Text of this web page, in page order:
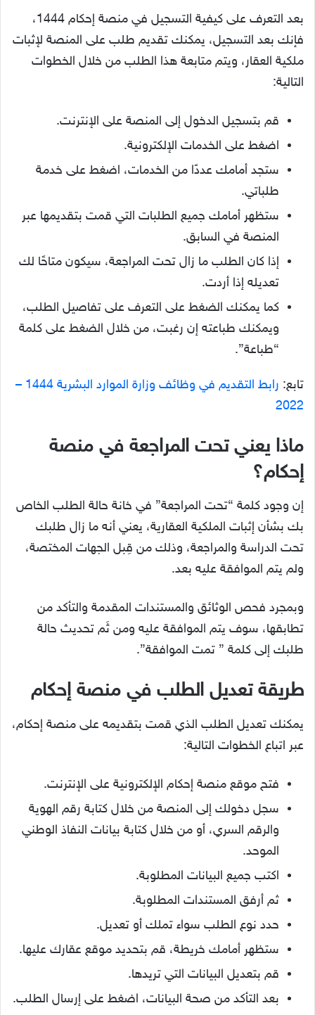
بعد التعرف على كيفية التسجيل في منصة إحكام 1444،
فإنك بعد التسجيل، يمكنك تقديم طلب على المنصة لإثبات
ملكية العقار، ويتم متابعة هذا الطلب من خلال الخطوات
التالية:
قم بتسجيل الدخول إلى المنصة على الإنترنت.
اضغط على الخدمات الإلكترونية.
ستجد أمامك عددًا من الخدمات، اضغط على خدمة
طلباتي.
ستظهر أمامك جميع الطلبات التي قمت بتقديمها عبر
المنصة في السابق.
إذا كان الطلب ما زال تحت المراجعة، سيكون متاحًا لك
تعديله إذا أردت.
كما يمكنك الضغط على التعرف على تفاصيل الطلب،
ويمكنك طباعته إن رغبت، من خلال الضغط على كلمة
“طباعة”.
تابع:
رابط التقديم في وظائف وزارة الموارد البشرية 1444 –
2022
ماذا يعني تحت المراجعة في منصة
إحكام؟
إن وجود كلمة “تحت المراجعة” في خانة حالة الطلب الخاص
بك بشأن إثبات الملكية العقارية، يعني أنه ما زال طلبك
تحت الدراسة والمراجعة، وذلك من قِبل الجهات المختصة،
ولم يتم الموافقة عليه بعد.
وبمجرد فحص الوثائق والمستندات المقدمة والتأكد من
تطابقها، سوف يتم الموافقة عليه ومن ثَم تحديث حالة
طلبك إلى كلمة ” تمت الموافقة”.
طريقة تعديل الطلب في منصة إحكام
يمكنك تعديل الطلب الذي قمت بتقديمه على منصة إحكام،
عبر اتباع الخطوات التالية:
فتح موقع منصة إحكام الإلكترونية على الإنترنت.
سجل دخولك إلى المنصة من خلال كتابة رقم الهوية
والرقم السري، أو من خلال كتابة بيانات النفاذ الوطني
الموحد.
اكتب جميع البيانات المطلوبة.
ثم أرفق المستندات المطلوبة.
حدد نوع الطلب سواء تملك أو تعديل.
ستظهر أمامك خريطة، قم بتحديد موقع عقارك عليها.
قم بتعديل البيانات التي تريدها.
بعد التأكد من صحة البيانات، اضغط على إرسال الطلب.